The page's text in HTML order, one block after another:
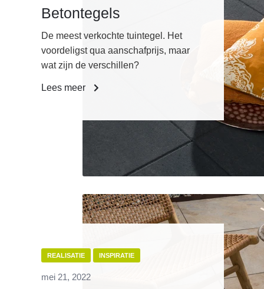
Betontegels
De meest verkochte tuintegel. Het
voordeligst qua aanschafprijs, maar
wat zijn de verschillen?
Lees meer
REALISATIE INSPIRATIE
mei 21, 2022